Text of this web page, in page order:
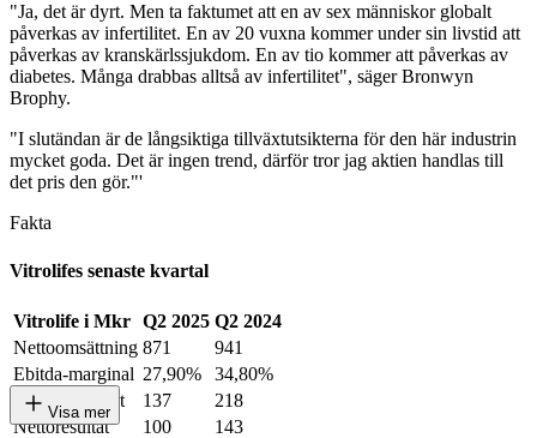
"Ja, det är dyrt. Men ta faktumet att en av sex människor globalt
påverkas av infertilitet. En av 20 vuxna kommer under sin livstid att
påverkas av kranskärlssjukdom. En av tio kommer att påverkas av
diabetes. Många drabbas alltså av infertilitet", säger Bronwyn
Brophy.
"I slutändan är de långsiktiga tillväxtutsikterna för den här industrin
mycket goda. Det är ingen trend, därför tror jag aktien handlas till
det pris den gör."'
Fakta
Vitrolifes senaste kvartal
Vitrolife i Mkr Q2 2025 Q2 2024
Nettoomsättning 871
941
Ebitda-marginal 27,90%
34,80%
Rörelseresultat
137
218
Nettoresultat
100 143
Visa mer